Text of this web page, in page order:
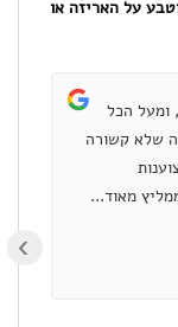
על האריזה או
הכל
קשורה
מאוד...